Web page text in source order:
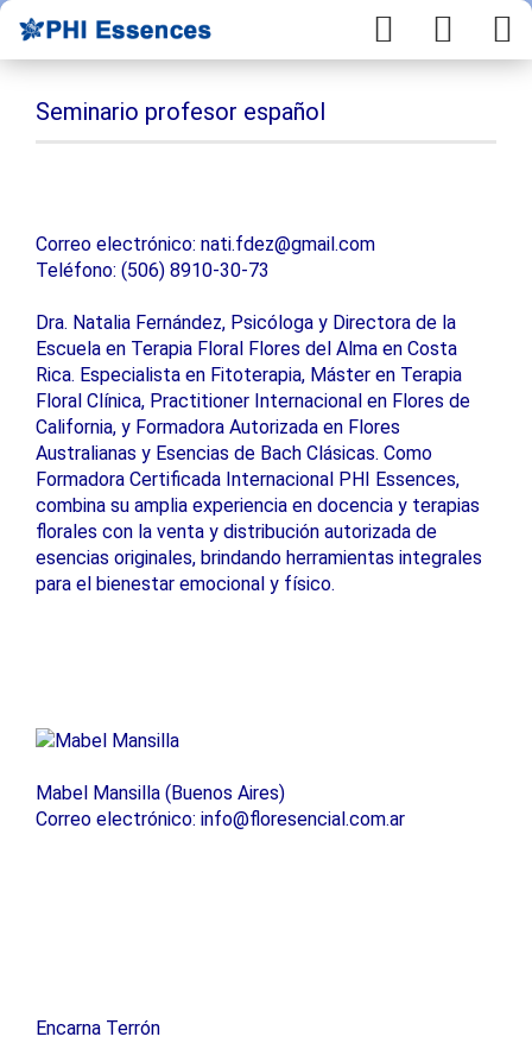
Seminario profesor español
Correo electrónico: nati.fdez@gmail.com
Teléfono: (506) 8910-30-73
Dra. Natalia Fernández, Psicóloga y Directora de la
Escuela en Terapia Floral Flores del Alma en Costa
Rica. Especialista en Fitoterapia, Máster en Terapia
Floral Clínica, Practitioner Internacional en Flores de
California, y Formadora Autorizada en Flores
Australianas y Esencias de Bach Clásicas. Como
Formadora Certificada Internacional PHI Essences,
combina su amplia experiencia en docencia y terapias
florales con la venta y distribución autorizada de
esencias originales, brindando herramientas integrales
para el bienestar emocional y físico.
Mabel Mansilla (Buenos Aires)
Correo electrónico: info@floresencial.com.ar
Encarna Terrón